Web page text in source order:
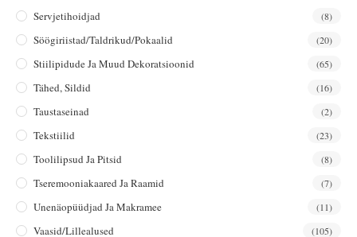
Servjetihoidjad (8)
Söögiriistad/taldrikud/pokaalid (20)
Stiilipidude Ja Muud Dekoratsioonid (65)
Tähed, Sildid (16)
Taustaseinad (2)
Tekstiilid (23)
Toolilipsud Ja Pitsid (8)
Tseremooniakaared Ja Raamid (7)
Unenäopüüdjad Ja Makramee (11)
Vaasid/lillealused (105)